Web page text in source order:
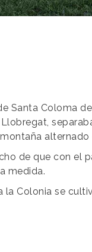
Coloma
alternado
de que con
medida.
Colonia se